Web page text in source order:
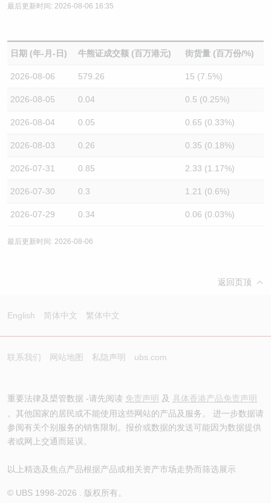
最后更新时间: 2026-08-06 16:35
日期 (年-月-日) 牛熊证成交额 (百万港元) 街货量 (百万份/%)
2026-08-06 579.26 15 (7.5%)
2026-08-05 0.04 0.5 (0.25%)
2026-08-04 0.05 0.65 (0.33%)
2026-08-03 0.26 0.35 (0.18%)
2026-07-31 0.85 2.33 (1.17%)
2026-07-30 0.3 1.21 (0.6%)
2026-07-29 0.34 0.06 (0.03%)
最后更新时间: 2026-08-06
返回页顶
English 简体中文 繁体中文
联系我们 网站地图 私隐声明 ubs.com
重要法律及槼管数据 -请先阅读 免责声明 及 具体香港产品免责声明
。其他国家的居民或不能使用这些网站的产品及服务。 进一步数据请
参阅有关个别服务的销售限制。报价或数据的发送可能因为数据提供
者或网上交通而延误。
以上精选及焦点产品根据产品或相关资产市场走势而筛选展示
© UBS 1998-2026 . 版权所有。